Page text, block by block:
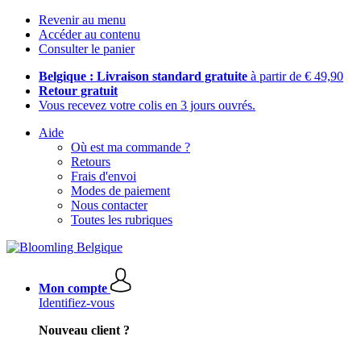
Revenir au menu
Accéder au contenu
Consulter le panier
Belgique : Livraison standard gratuite à partir de € 49,90
Retour gratuit
Vous recevez votre colis en 3 jours ouvrés.
Aide
Où est ma commande ?
Retours
Frais d'envoi
Modes de paiement
Nous contacter
Toutes les rubriques
Mon compte
Identifiez-vous
Nouveau client ?